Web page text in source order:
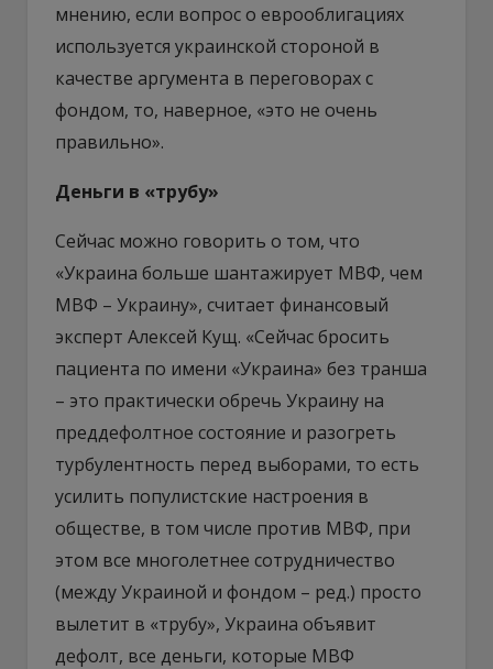
мнению, если вопрос о еврооблигациях
используется украинской стороной в
качестве аргумента в переговорах с
фондом, то, наверное, «это не очень
правильно».
Деньги в «трубу»
Сейчас можно говорить о том, что
«Украина больше шантажирует МВФ, чем
МВФ – Украину», считает финансовый
эксперт Алексей Кущ. «Сейчас бросить
пациента по имени «Украина» без транша
– это практически обречь Украину на
преддефолтное состояние и разогреть
турбулентность перед выборами, то есть
усилить популистские настроения в
обществе, в том числе против МВФ, при
этом все многолетнее сотрудничество
(между Украиной и фондом – ред.) просто
вылетит в «трубу», Украина объявит
дефолт, все деньги, которые МВФ